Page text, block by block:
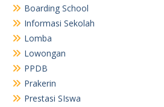
Boarding School
Informasi Sekolah
Lomba
Lowongan
PPDB
Prakerin
Prestasi SIswa